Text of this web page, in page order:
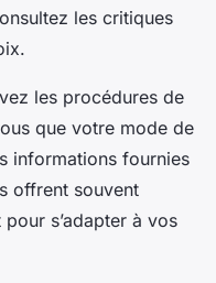
les critiques
les procédures de
que votre mode de
informations fournies
offrent souvent
s’adapter à vos